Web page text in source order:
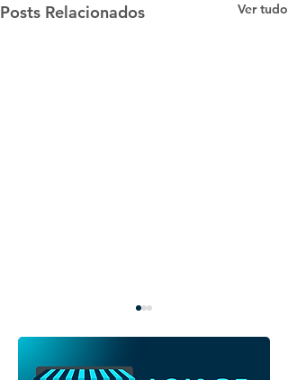
Posts Relacionados Ver tudo